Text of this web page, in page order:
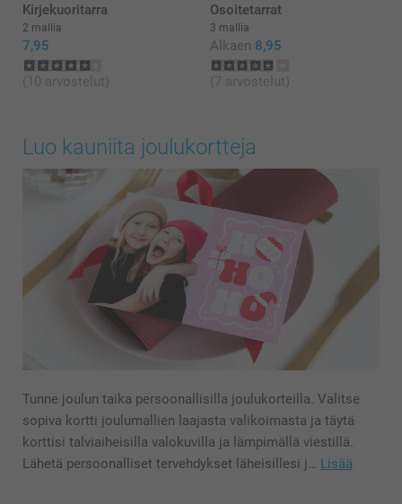
Kirjekuoritarra
2 mallia
7,95
(10 arvostelut)
Osoitetarrat
3 mallia
Alkaen 8,95
(7 arvostelut)
Luo kauniita joulukortteja
Tunne joulun taika persoonallisilla joulukorteilla. Valitse
sopiva kortti joulumallien laajasta valikoimasta ja täytä
korttisi talviaiheisilla valokuvilla ja lämpimällä viestillä.
Lähetä persoonalliset tervehdykset läheisillesi j… Lisää